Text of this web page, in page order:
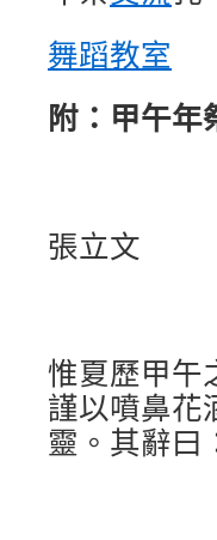
舞蹈教室
附：甲午年
張立文
惟夏歷甲午
謹以噴鼻花
靈。其辭曰